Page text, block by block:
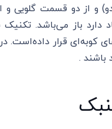
از دو قسمت گلویی و
باز می‌باشد.
باشند .